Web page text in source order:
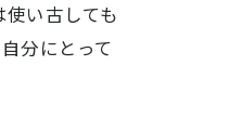
い古しても
分にとって